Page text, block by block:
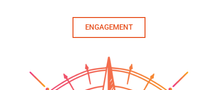
ENGAGEMENT